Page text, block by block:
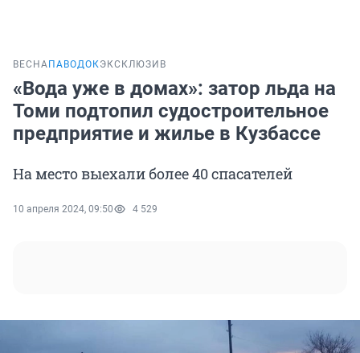
ВЕСНА ПАВОДОКЭКСКЛЮЗИВ
«Вода уже в домах»: затор льда на
Томи подтопил судостроительное
предприятие и жилье в Кузбассе
На место выехали более 40 спасателей
10 апреля 2024, 09:50 4 529